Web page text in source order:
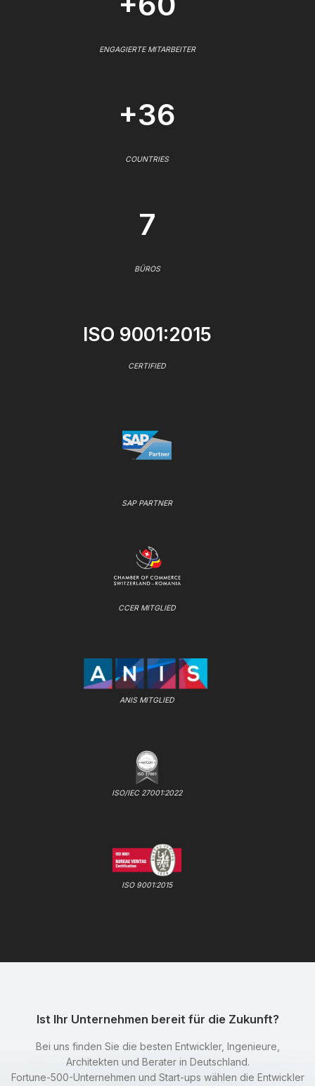
ENGAGIERTE MITARBEITER
+36
COUNTRIES
7
BÜROS
ISO 9001:2015
CERTIFIED
SAP PARTNER
CCER MITGLIED
ANIS MITGLIED
ISO/IEC 27001:2022
ISO 9001:2015
Ist Ihr Unternehmen bereit für die Zukunft?
Bei uns finden Sie die besten Entwickler, Ingenieure,
Architekten und Berater in Deutschland.
Fortune-500-Unternehmen und Start-ups wählen die Entwickler